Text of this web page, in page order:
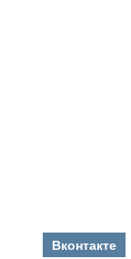
Вконтакте